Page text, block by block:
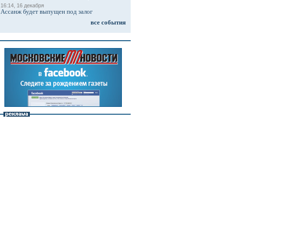
16:14, 16 декабря
Ассанж будет выпущен под залог
все события